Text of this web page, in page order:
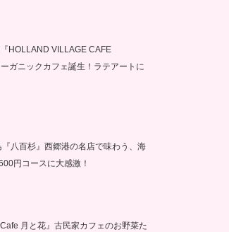
HOLLAND VILLAGE CAFE
ガニックカフェ誕生！ラテアートに
八百杉』西郷港の名店で味わう、海
円コースに大感激！
月と花』古民家カフェのお野菜た